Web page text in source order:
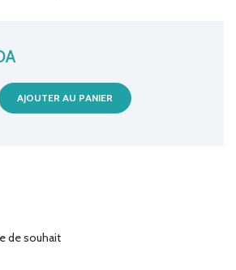
AJOUTER AU PANIER
de souhait